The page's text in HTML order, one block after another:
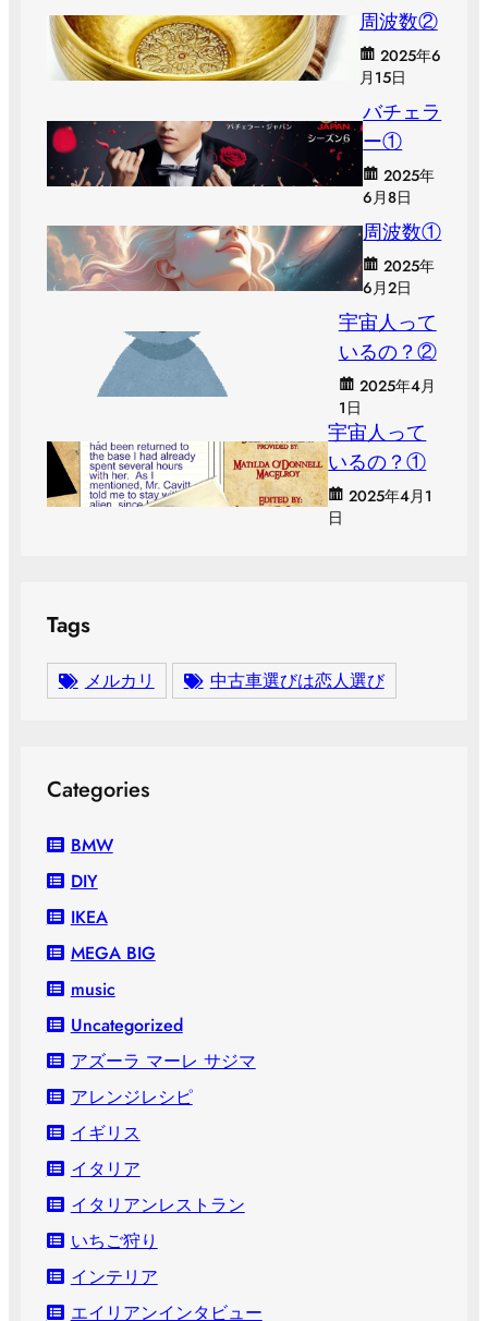
周波数②
2025年6
月15日
バチェラ
ー①
2025年
6月8日
周波数①
2025年
6月2日
宇宙人って
いるの？②
2025年4月
1日
宇宙人って
いるの？①
2025年4月1
日
Tags
メルカリ 中古車選びは恋人選び
Categories
BMW
DIY
IKEA
MEGA BIG
music
Uncategorized
アズーラ マーレ サジマ
アレンジレシピ
イギリス
イタリア
イタリアンレストラン
いちご狩り
インテリア
エイリアンインタビュー